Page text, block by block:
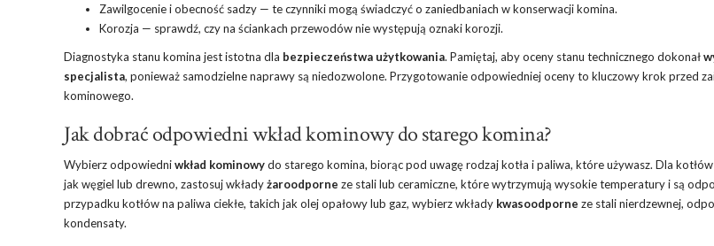
Zawilgocenie i obecność sadzy — te czynniki mogą świadczyć o zaniedbaniach w konserwacji komina.
Korozja — sprawdź, czy na ściankach przewodów nie występują oznaki korozji.
Diagnostyka stanu komina jest istotna dla bezpieczeństwa użytkowania. Pamiętaj, aby oceny stanu technicznego dokonał
specjalista, ponieważ samodzielne naprawy są niedozwolone. Przygotowanie odpowiedniej oceny to kluczowy krok przed
kominowego.
Jak dobrać odpowiedni wkład kominowy do starego komina?
Wybierz odpowiedniwkład kominowydo starego komina, biorąc pod uwagę rodzaj kotła i paliwa, które używasz. Dla kotłów
jak węgiel lub drewno, zastosuj wkładyżaroodporne ze stali lub ceramiczne, które wytrzymują wysokie temperatury i są
przypadku kotłów na paliwa ciekłe, takich jak olej opałowy lub gaz, wybierz wkłady kwasoodporne ze stali nierdzewnej,
kondensaty.